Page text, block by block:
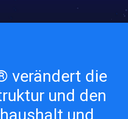
verändert die
und den
und